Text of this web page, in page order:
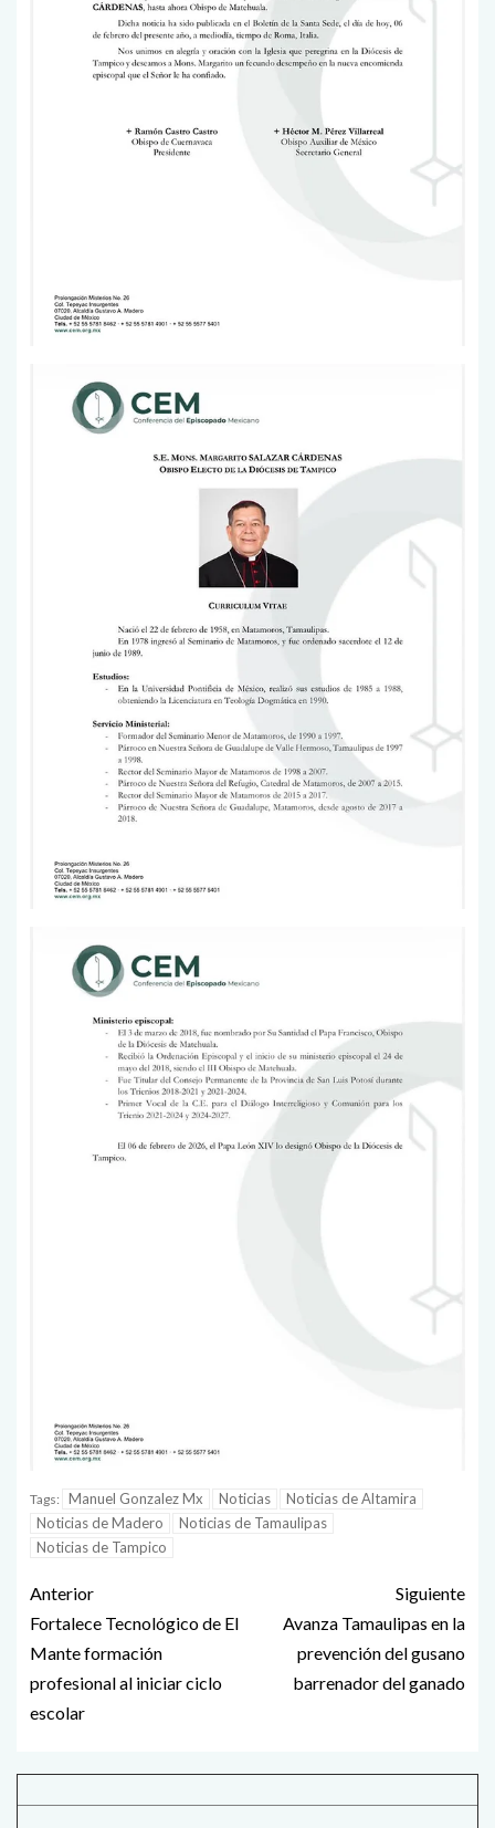
Tags: Manuel Gonzalez Mx Noticias
Noticias de Altamira
Noticias de Madero
Noticias de Tamaulipas
Noticias de Tampico
Anterior
Fortalece Tecnológico de El
Mante formación
profesional al iniciar ciclo
escolar
Siguiente
Avanza Tamaulipas en la
prevención del gusano
barrenador del ganado